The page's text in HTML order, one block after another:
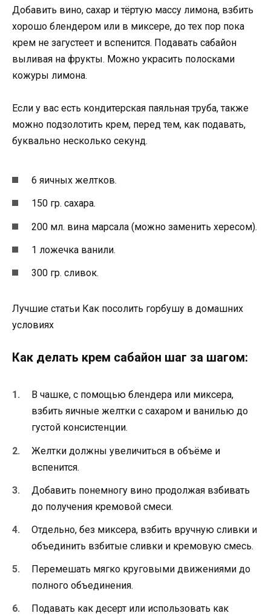
Добавить вино, сахар и тёртую массу лимона, взбить
хорошо блендером или в миксере, до тех пор пока
крем не загустеет и вспенится. Подавать сабайон
выливая на фрукты. Можно украсить полосками
кожуры лимона.
Если у вас есть кондитерская паяльная труба, также
можно подзолотить крем, перед тем, как подавать,
буквально несколько секунд.
6 яичных желтков.
150 гр. сахара.
200 мл. вина марсала (можно заменить хересом).
1 ложечка ванили.
300 гр. сливок.
Лучшие статьи Как посолить горбушу в домашних
условиях
Как делать крем сабайон шаг за шагом:
В чашке, с помощью блендера или миксера,
взбить яичные желтки с сахаром и ванилью до
густой консистенции.
Желтки должны увеличиться в объёме и
вспенится.
Добавить понемногу вино продолжая взбивать
до получения кремовой смеси.
Отдельно, без миксера, взбить вручную сливки и
объединить взбитые сливки и кремовую смесь.
Перемешать мягко круговыми движениями до
полного объединения.
Подавать как десерт или использовать как